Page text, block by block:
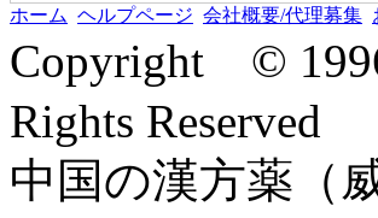
ホーム ヘルプページ 会社概要/代理募集
Copyright ©
Rights Reserved
中国の漢方薬（